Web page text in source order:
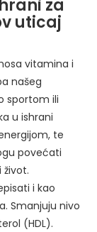
za
uticaj
vitamina i
našeg
sportom ili
u ishrani
te
povećati
i kao
Smanjuju nivo
(HDL).